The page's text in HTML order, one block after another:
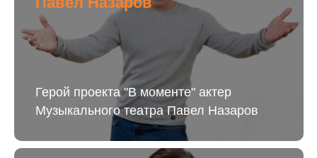
Герой проекта "В моменте" актер
Музыкального театра Павел Назаров